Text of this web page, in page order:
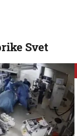
Svet